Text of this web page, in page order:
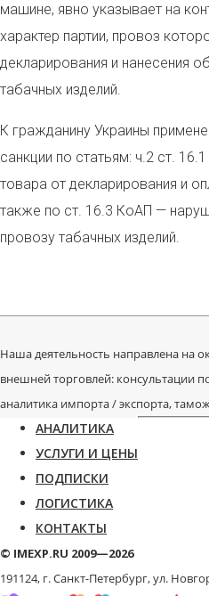
машине, явно указывает на
характер партии, провоз
декларирования и нанесения
табачных изделий.
К гражданину Украины
санкции по статьям: ч.2 ст.
товара от декларирования и
также по ст. 16.3 КоАП —
провозу табачных изделий.
Наша деятельность направлена на
внешней торговлей: консультации
аналитика импорта / экспорта,
АНАЛИТИКА
УСЛУГИ И ЦЕНЫ
ПОДПИСКИ
ЛОГИСТИКА
КОНТАКТЫ
© IMEXP.RU 2009—2026
191124, г. Санкт-Петербург,ул.